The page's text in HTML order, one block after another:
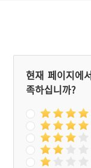
현재 페이지에
족하십니까?